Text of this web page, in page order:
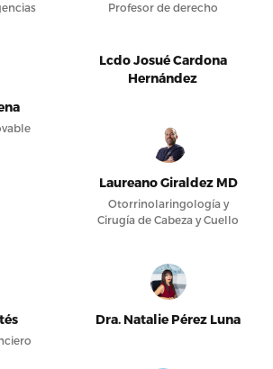
Profesor de derecho
Lcdo Josué Cardona
Hernández
Laureano Giraldez MD
Otorrinolaringología y
Cirugía de Cabeza y Cuello
Dra. Natalie Pérez Luna